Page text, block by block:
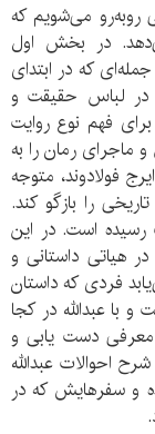
روبه‌رو می‌شویم که
در بخش اول
که در ابتدای
در لباس حقیقت و
فهم نوع روایت
رمان را به
فولادوند، متوجه
را بازگو کند.
است. در این
هیاتی داستانی و
فردی که داستان
عبدالله در کجا
معرفی دست یابی و
احوالات عبدالله
و سفرهایش که در